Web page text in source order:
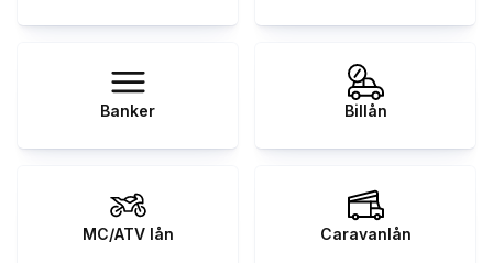
Banker Billån
MC/ATV lån Caravanlån